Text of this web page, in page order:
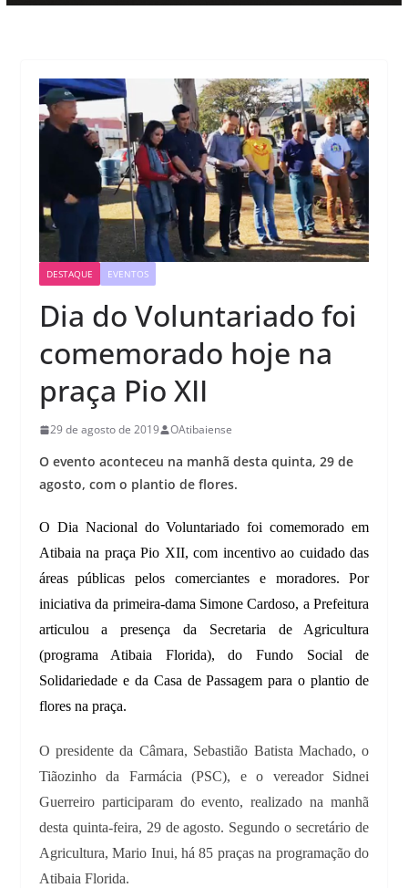
DESTAQUE EVENTOS
Dia do Voluntariado foi
comemorado hoje na
praça Pio XII
29 de agosto de 2019 OAtibaiense
O evento aconteceu na manhã desta quinta, 29 de
agosto, com o plantio de flores.
O Dia Nacional do Voluntariado foi comemorado em
Atibaia na praça Pio XII, com incentivo ao cuidado das
áreas públicas pelos comerciantes e moradores. Por
iniciativa da primeira-dama Simone Cardoso, a Prefeitura
articulou a presença da Secretaria de Agricultura
(programa Atibaia Florida), do Fundo Social de
Solidariedade e da Casa de Passagem para o plantio de
flores na praça.
O presidente da Câmara, Sebastião Batista Machado, o
Tiãozinho da Farmácia (PSC), e o vereador Sidnei
Guerreiro participaram do evento, realizado na manhã
desta quinta-feira, 29 de agosto. Segundo o secretário de
Agricultura, Mario Inui, há 85 praças na programação do
Atibaia Florida.